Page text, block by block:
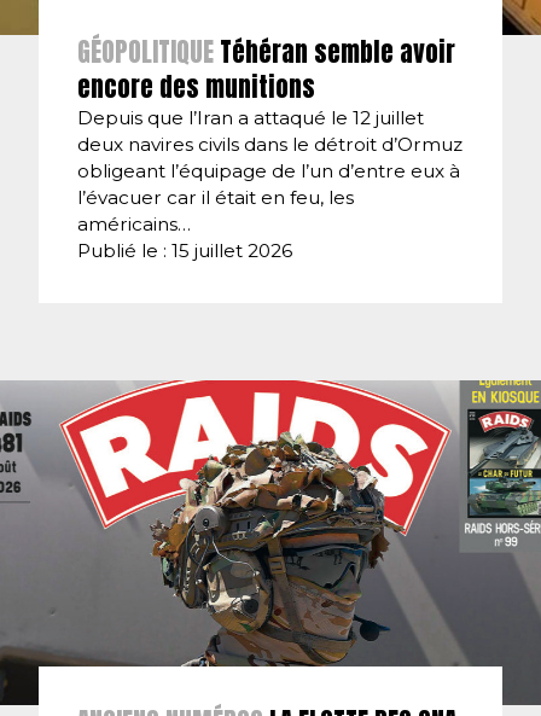
GÉOPOLITIQUETéhéran semble avoir
encore des munitions
Depuis que l’Iran a attaqué le 12 juillet
deux navires civils dans le détroit d’Ormuz
obligeant l’équipage de l’un d’entre eux à
l’évacuer car il était en feu, les
américains…
Publié le : 15 juillet 2026